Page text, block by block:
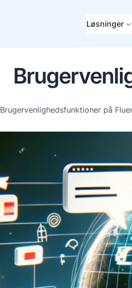
Løsninger
Brugervenlighedsfunktioner på